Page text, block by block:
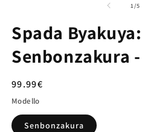
1/su
5
Spada Byakuya:
Senbonzakura
Prezzo
di
listino
99.99€
Modello
Senbonzakura